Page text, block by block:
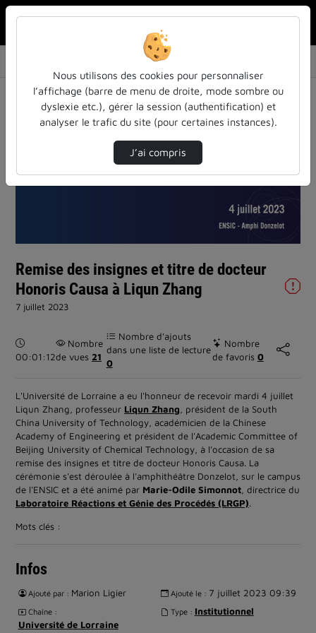
Remise des insignes et titre de docteur Hono…
Lire
vidéo
Remise des insignes et titre de docteur
Honoris Causa à Liqun Zhang
7 juillet 2023
Durée :
00:01:12
Nombre
de vues 21
Nombre d’ajouts
dans une liste de lecture
0
Nombre
de favoris 0
L'Université de Lorraine a eu l'honneur de recevoir mardi 4 juillet
Liqun Zhang, professeur Liqun Zhang , président de la South
China University of Technology, académicien de la Chinese
Academy of Engineering et président de l'Academic Committee of
Beijing University of Chemical Technology, à l'occasion de sa
remise des insignes et titre de docteur Honoris Causa. La
cérémonie s'est déroulée à l'amphithéâtre Donzelot, sur le campus
de l'ENSIC et a été animé par Marie-Odile Simonnot , directrice du
Laboratoire Réactions et Génie des Procédés (LRGP).
Mots clés :
Infos
Ajouté par : Marion Ligier Ajouté le : 7 juillet 2023 09:39
Chaîne :
Université de Lorraine
Type : Institutionnel
Nous utilisons des cookies pour personnaliser
l’affichage (barre de menu de droite, mode sombre ou
dyslexie etc.), gérer la session (authentification) et
analyser le trafic du site (pour certaines instances).
J’ai compris